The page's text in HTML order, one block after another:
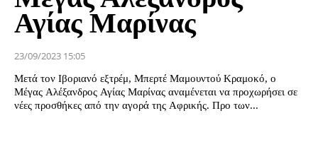
Αγίας Μαρίνας
23/09/2023 15:05
Μετά τον Ιβοριανό εξτρέμ, Μπερτέ Μαμουντού Κραμοκό, ο
Μέγας Αλέξανδρος Αγίας Μαρίνας αναμένεται να προχωρήσει σε
νέες προσθήκες από την αγορά της Αφρικής. Προ των...